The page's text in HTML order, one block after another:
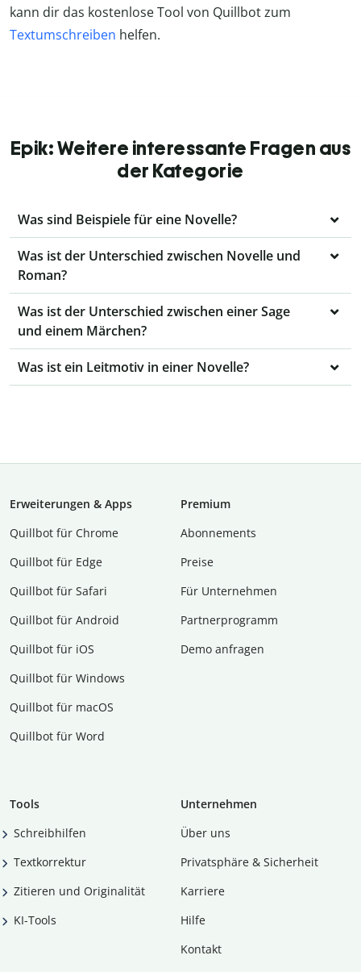
kann dir das kostenlose Tool von Quillbot zum
Textumschreiben helfen.
Epik: Weitere interessante Fragen aus
der Kategorie
Was sind Beispiele für eine Novelle?
Was ist der Unterschied zwischen Novelle und
Roman?
Was ist der Unterschied zwischen einer Sage
und einem Märchen?
Was ist ein Leitmotiv in einer Novelle?
Erweiterungen & Apps
Quillbot für Chrome
Quillbot für Edge
Quillbot für Safari
Quillbot für Android
Quillbot für iOS
Quillbot für Windows
Quillbot für macOS
Quillbot für Word
Premium
Abon­ne­ments
Preise
Für Unternehmen
Partnerprogramm
Demo anfragen
Tools
Schreibhilfen
Textkorrektur
Zitieren und Originalität
KI-Tools
Unternehmen
Über uns
Privatsphäre & Sicherheit
Karriere
Hilfe
Kontakt